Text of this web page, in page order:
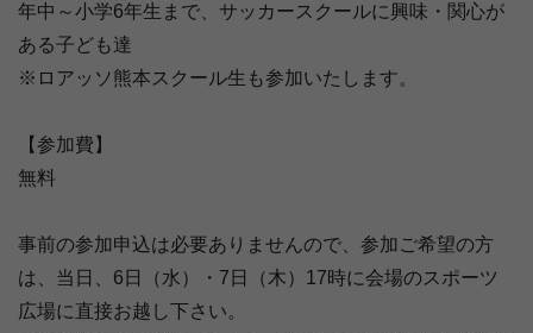
年中～小学6年生まで、サッカースクールに興味・関心が
ある子ども達
※ロアッソ熊本スクール生も参加いたします。
【参加費】
無料
事前の参加申込は必要ありませんので、参加ご希望の方
は、当日、6日（水）・7日（木）17時に会場のスポーツ
広場に直接お越し下さい。